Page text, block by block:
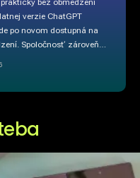
verzie ChatGPT
po novom dostupná na
Spoločnosť zároveň…